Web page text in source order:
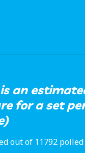
an
for a set
out of 11792 polled